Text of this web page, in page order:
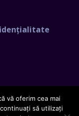
vă oferim cea mai
să utilizați